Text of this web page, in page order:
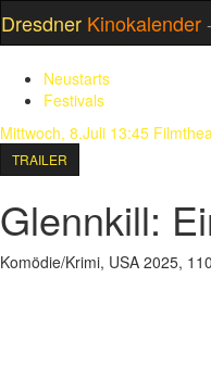
Dresdner Kinokalender
Neustarts
Festivals
Mittwoch, 8.Juli 13:45
TRAILER
Glennkill:
Komödie/Krimi, USA 2025,